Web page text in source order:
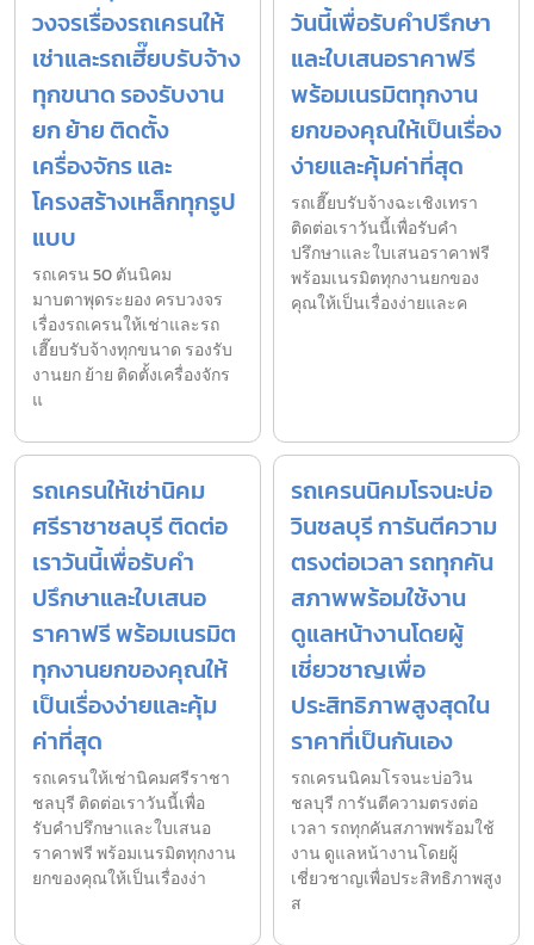
วงจรเรื่องรถเครนให้
เช่าและรถเฮี๊ยบรับจ้าง
ทุกขนาด รองรับงาน
ยก ย้าย ติดตั้ง
เครื่องจักร และ
โครงสร้างเหล็กทุกรูป
แบบ
รถเครน 50 ตันนิคม
มาบตาพุดระยอง ครบวงจร
เรื่องรถเครนให้เช่าและรถ
เฮี๊ยบรับจ้างทุกขนาด รองรับ
งานยก ย้าย ติดตั้งเครื่องจักร
แ
วันนี้เพื่อรับคำปรึกษา
และใบเสนอราคาฟรี
พร้อมเนรมิตทุกงาน
ยกของคุณให้เป็นเรื่อง
ง่ายและคุ้มค่าที่สุด
รถเฮี๊ยบรับจ้างฉะเชิงเทรา
ติดต่อเราวันนี้เพื่อรับคำ
ปรึกษาและใบเสนอราคาฟรี
พร้อมเนรมิตทุกงานยกของ
คุณให้เป็นเรื่องง่ายและค
รถเครนให้เช่านิคม
ศรีราชาชลบุรี ติดต่อ
เราวันนี้เพื่อรับคำ
ปรึกษาและใบเสนอ
ราคาฟรี พร้อมเนรมิต
ทุกงานยกของคุณให้
เป็นเรื่องง่ายและคุ้ม
ค่าที่สุด
รถเครนให้เช่านิคมศรีราชา
ชลบุรี ติดต่อเราวันนี้เพื่อ
รับคำปรึกษาและใบเสนอ
ราคาฟรี พร้อมเนรมิตทุกงาน
ยกของคุณให้เป็นเรื่องง่า
รถเครนนิคมโรจนะบ่อ
วินชลบุรี การันตีความ
ตรงต่อเวลา รถทุกคัน
สภาพพร้อมใช้งาน
ดูแลหน้างานโดยผู้
เชี่ยวชาญเพื่อ
ประสิทธิภาพสูงสุดใน
ราคาที่เป็นกันเอง
รถเครนนิคมโรจนะบ่อวิน
ชลบุรี การันตีความตรงต่อ
เวลา รถทุกคันสภาพพร้อมใช้
งาน ดูแลหน้างานโดยผู้
เชี่ยวชาญเพื่อประสิทธิภาพสูง
ส